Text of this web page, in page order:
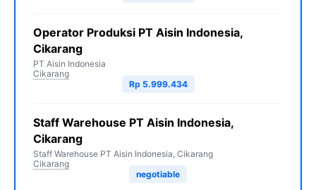
Operator Produksi PT Aisin Indonesia,
Cikarang
PT Aisin Indonesia
Cikarang
Rp 5.999.434
Staff Warehouse PT Aisin Indonesia,
Cikarang
Staff Warehouse PT Aisin Indonesia, Cikarang
Cikarang
negotiable